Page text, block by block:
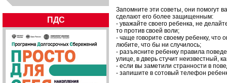
ПДС
Запомните эти советы, они помогут
сделают его более защищенным:
- уважайте своего ребенка, не
то против своей воли;
- чаще говорите своему ребенку, что
любите, что бы ни случилось;
- разъясните ребенку правила
улице, в дверь стучит неизвестный,
- если вы заметили странности в
- запишите в сотовый телефон